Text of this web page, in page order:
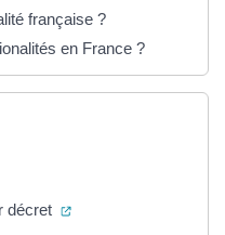
française ?
en France ?
dans un nouvel onglet)
décret (ouverture dans un